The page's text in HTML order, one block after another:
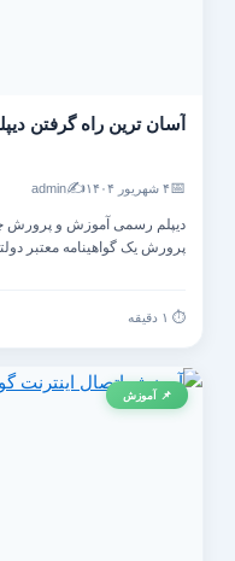
آسان ترین راه گرفتن
۴ شهریور ۱۴۰۴ ✍️
admin
دیپلم رسمی آموزش و پرورش
پرورش یک گواهینامه معتبر
📌 آموزش